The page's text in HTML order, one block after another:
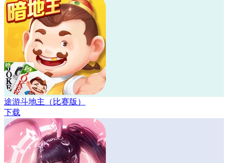
途游斗地主（比赛版）
下载